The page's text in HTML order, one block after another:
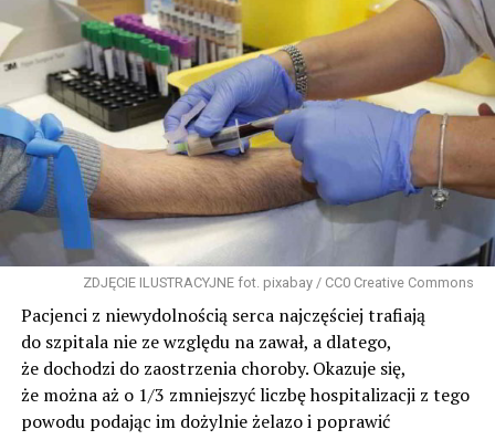
ZDJĘCIE ILUSTRACYJNE fot. pixabay / CC0 Creative Commons
Pacjenci z niewydolnością serca najczęściej trafiają
do szpitala nie ze względu na zawał, a dlatego,
że dochodzi do zaostrzenia choroby. Okazuje się,
że można aż o 1/3 zmniejszyć liczbę hospitalizacji z tego
powodu podając im dożylnie żelazo i poprawić